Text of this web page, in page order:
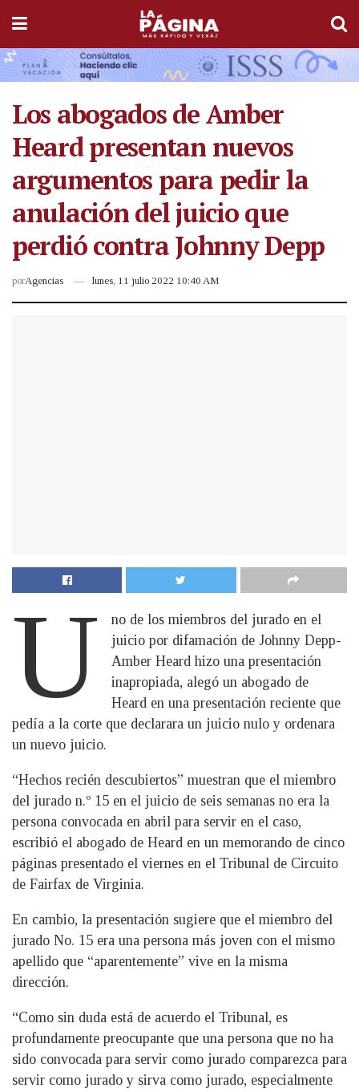
Los abogados de Amber
Heard presentan nuevos
argumentos para pedir la
anulación del juicio que
perdió contra Johnny Depp
porAgencias lunes, 11 julio 2022 10:40 AM
U
no de los miembros del jurado en el
juicio por difamación de Johnny Depp-
Amber Heard hizo una presentación
inapropiada, alegó un abogado de
Heard en una presentación reciente que
pedía a la corte que declarara un juicio nulo y ordenara
un nuevo juicio.
“Hechos recién descubiertos” muestran que el miembro
del jurado n.º 15 en el juicio de seis semanas no era la
persona convocada en abril para servir en el caso,
escribió el abogado de Heard en un memorando de cinco
páginas presentado el viernes en el Tribunal de Circuito
de Fairfax de Virginia.
En cambio, la presentación sugiere que el miembro del
jurado No. 15 era una persona más joven con el mismo
apellido que “aparentemente” vive en la misma
dirección.
“Como sin duda está de acuerdo el Tribunal, es
profundamente preocupante que una persona que no ha
sido convocada para servir como jurado comparezca para
servir como jurado y sirva como jurado, especialmente